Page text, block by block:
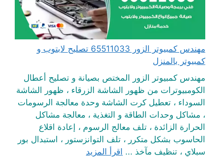
مهندس كمبيوتر الزور 65511033 تصليح لابتوب و
كمبيوتر بالمنزل
مهندس كمبيوتر الزور المختص بصيانة و تصليح أعطال
الكومبيوترات من ظهور الشاشة الزرقاء ، ظهور الشاشة
السوداء ، تعطيل كرت الشاشة وحدة معالجة الرسومات
، مشاكل وحدات الطاقة و التغذية ، معالجة مشاكل
الحرارة الزائدة ، تلف معالج الرسوم ، إعادة اقلاع
الحاسوب بشكل متكرر ، تلف التوانزستور ، استبدال بور
سبلاي ، تنظيف مآخذ ... اقرأ المزيد